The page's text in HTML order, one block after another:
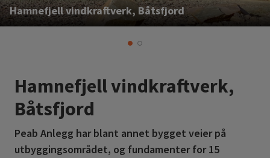
Hamnefjell vindkraftverk, Båtsfjord
Hamnefjell vindkraftverk,
Båtsfjord
Peab Anlegg har blant annet bygget veier på
utbyggingsområdet, og fundamenter for 15